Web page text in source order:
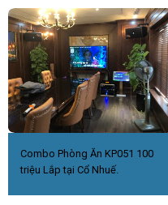
Combo Phòng Ăn KP051 100
triệu Lắp tại Cổ Nhuế.